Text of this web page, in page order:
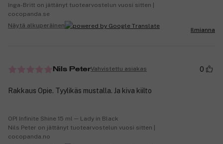
Inga-Britt on jättänyt tuotearvostelun vuosi sitten |
cocopanda.se
Näytä alkuperäinen
Ilmianna
Nils PeterVahvistettu asiakas 0
Rakkaus Opie. Tyylikäs mustalla. Ja kiva kiilto
OPI Infinite Shine 15 ml ─ Lady in Black
Nils Peter on jättänyt tuotearvostelun vuosi sitten |
cocopanda.no